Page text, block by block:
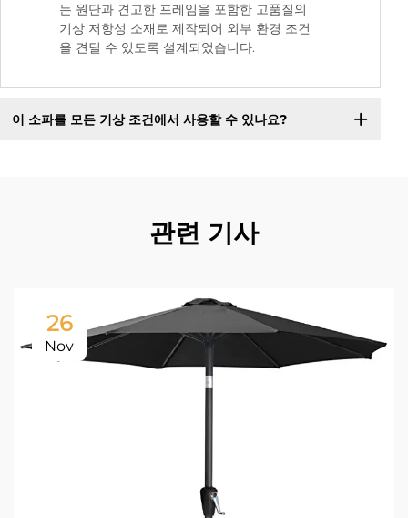
는 원단과 견고한 프레임을 포함한 고품질의
기상 저항성 소재로 제작되어 외부 환경 조건
을 견딜 수 있도록 설계되었습니다.
이 소파를 모든 기상 조건에서 사용할 수 있나요?
관련 기사
26
Nov